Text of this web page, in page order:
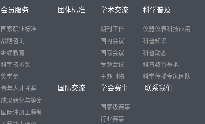
会员服务
国家职业标准
战略咨询
继续教育
科学技术奖
奖学金
青年人才托举
成果转化与鉴定
国际注册工程师
团体标准 学术交流
期刊工作
国内会议
国际会议
专题会议
主办刊物
科学普及
仪器仪表科技应用
科普知识
科普动态
科普教育基地
科学传播专家团队
国际交流 学会赛事
国家级赛事
行业赛事
联系我们